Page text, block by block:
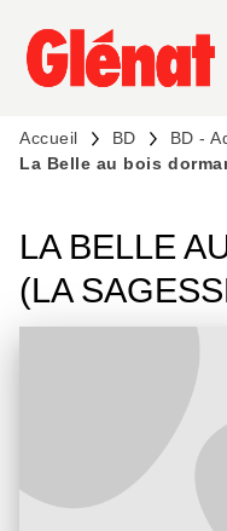
MENU
PIED DE PAGE
Accueil BD
BD -
La Belle au bois
LA BELLE
(LA